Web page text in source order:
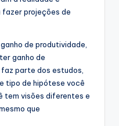
fazer projeções de
de produtividade,
ganho de
faz parte dos estudos,
tipo de hipótese você
tem visões diferentes e
que